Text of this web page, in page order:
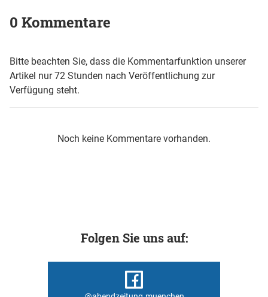
0 Kommentare
Bitte beachten Sie, dass die Kommentarfunktion unserer
Artikel nur 72 Stunden nach Veröffentlichung zur
Verfügung steht.
Noch keine Kommentare vorhanden.
Folgen Sie uns auf: